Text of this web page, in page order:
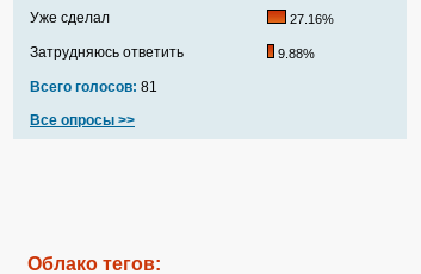
Уже сделал 27.16%
Затрудняюсь ответить 9.88%
Всего голосов: 81
Все опросы >>
Облако тегов: